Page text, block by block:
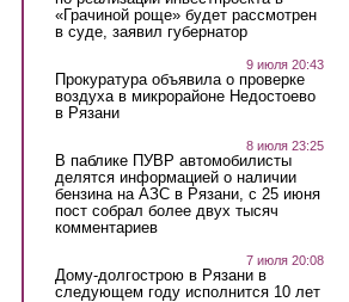
«Грачиной роще» будет рассмотрен
в суде, заявил губернатор
9 июля 20:43
Прокуратура объявила о проверке
воздуха в микрорайоне Недостоево
в Рязани
8 июля 23:25
В паблике ПУВР автомобилисты
делятся информацией о наличии
бензина на АЗС в Рязани, с 25 июня
пост собрал более двух тысяч
комментариев
7 июля 20:08
Дому-долгострою в Рязани в
следующем году исполнится 10 лет